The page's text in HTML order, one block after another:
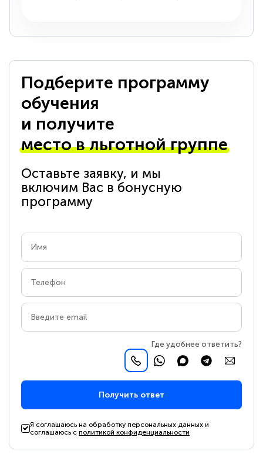
Подберите программу
обучения
и получите
место в льготной группе
Оставьте заявку, и мы
включим Вас в бонусную
программу
Где удобнее ответить?
Получить ответ
Я соглашаюсь на обработку персональных данных и
соглашаюсь сполитикой конфиденциальности